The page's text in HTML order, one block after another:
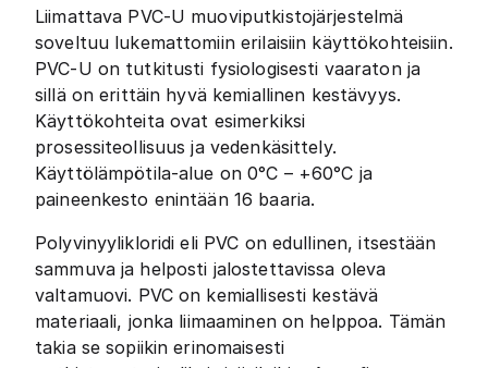
Liimattava PVC-U muoviputkistojärjestelmä
soveltuu lukemattomiin erilaisiin käyttökohteisiin.
PVC-U on tutkitusti fysiologisesti vaaraton ja
sillä on erittäin hyvä kemiallinen kestävyys.
Käyttökohteita ovat esimerkiksi
prosessiteollisuus ja vedenkäsittely.
Käyttölämpötila-alue on 0°C – +60°C ja
paineenkesto enintään 16 baaria.
Polyvinyylikloridi eli PVC on edullinen, itsestään
sammuva ja helposti jalostettavissa oleva
valtamuovi. PVC on kemiallisesti kestävä
materiaali, jonka liimaaminen on helppoa. Tämän
takia se sopiikin erinomaisesti